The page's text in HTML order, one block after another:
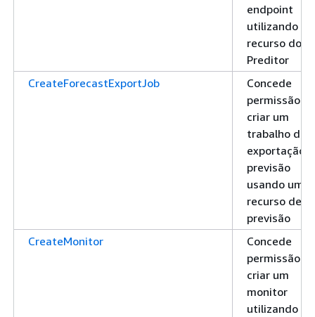
endpoint
utilizando
recurso do
Preditor
CreateForecastExportJob
Concede
permissão
criar um
trabalho de
exportação
previsão
usando um
recurso de
previsão
CreateMonitor
Concede
permissão
criar um
monitor
utilizando